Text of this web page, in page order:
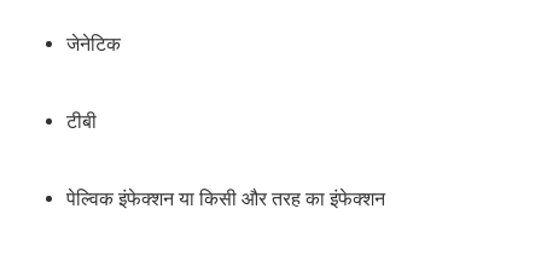
जेनेटिक
टीबी
पेल्विक इंफेक्‍शन या किसी और तरह का इंफेक्‍शन